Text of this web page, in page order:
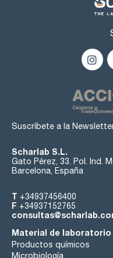
Suscríbete a la
Scharlab S.L.
Gato Pérez, 33. Pol. Ind.
Barcelona, España
T +34937456400
F +34937152765
Material de laboratorio
Productos químicos
Microbiología